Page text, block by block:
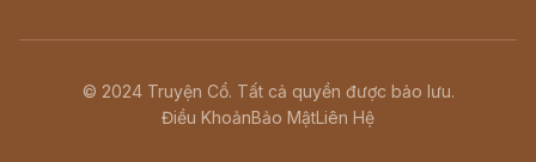
© 2024 Truyện Cổ. Tất cả quyền được bảo lưu.
Điều KhoảnBảo MậtLiên Hệ